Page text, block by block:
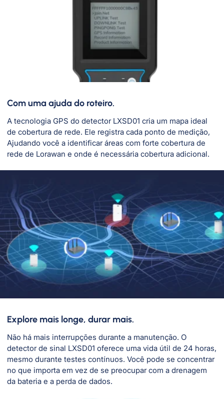
Com uma ajuda do roteiro.
A tecnologia GPS do detector LXSD01 cria um mapa ideal
de cobertura de rede. Ele registra cada ponto de medição,
Ajudando você a identificar áreas com forte cobertura de
rede de Lorawan e onde é necessária cobertura adicional.
Explore mais longe, durar mais.
Não há mais interrupções durante a manutenção. O
detector de sinal LXSD01 oferece uma vida útil de 24 horas,
mesmo durante testes contínuos. Você pode se concentrar
no que importa em vez de se preocupar com a drenagem
da bateria e a perda de dados.